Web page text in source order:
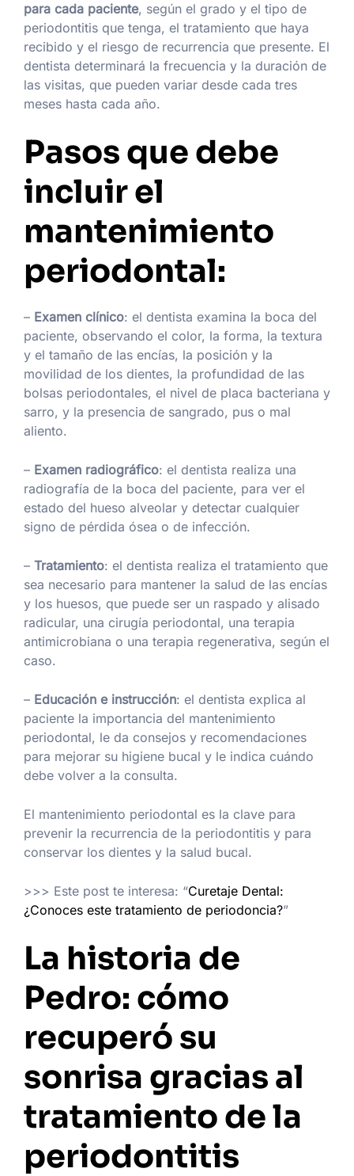
para cada paciente, según el grado y el tipo de
periodontitis que tenga, el tratamiento que haya
recibido y el riesgo de recurrencia que presente. El
dentista determinará la frecuencia y la duración de
las visitas, que pueden variar desde cada tres
meses hasta cada año.
Pasos que debe
incluir el
mantenimiento
periodontal:
– Examen clínico: el dentista examina la boca del
paciente, observando el color, la forma, la textura
y el tamaño de las encías, la posición y la
movilidad de los dientes, la profundidad de las
bolsas periodontales, el nivel de placa bacteriana y
sarro, y la presencia de sangrado, pus o mal
aliento.
– Examen radiográfico: el dentista realiza una
radiografía de la boca del paciente, para ver el
estado del hueso alveolar y detectar cualquier
signo de pérdida ósea o de infección.
– Tratamiento: el dentista realiza el tratamiento que
sea necesario para mantener la salud de las encías
y los huesos, que puede ser un raspado y alisado
radicular, una cirugía periodontal, una terapia
antimicrobiana o una terapia regenerativa, según el
caso.
– Educación e instrucción: el dentista explica al
paciente la importancia del mantenimiento
periodontal, le da consejos y recomendaciones
para mejorar su higiene bucal y le indica cuándo
debe volver a la consulta.
El mantenimiento periodontal es la clave para
prevenir la recurrencia de la periodontitis y para
conservar los dientes y la salud bucal.
>>> Este post te interesa: “Curetaje Dental:
¿Conoces este tratamiento de periodoncia?”
La historia de
Pedro: cómo
recuperó su
sonrisa gracias al
tratamiento de la
periodontitis